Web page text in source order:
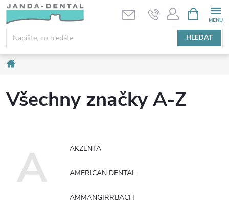
Přejít
obsah
HLEDAT
NÁKUPNÍ
KOŠÍK
Všechny značky A-Z
A AKZENTA
AMERICAN DENTAL
AMMANGIRRBACH